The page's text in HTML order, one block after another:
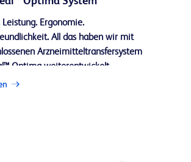
Ergonomie.
All das haben wir mit
Arzneimitteltransfersystem
Optima weiterentwickelt.